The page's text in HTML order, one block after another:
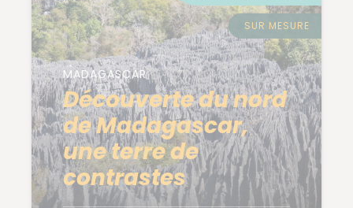
MADAGASCAR
Découverte du nord
de Madagascar,
une terre de
contrastes
SUR MESURE